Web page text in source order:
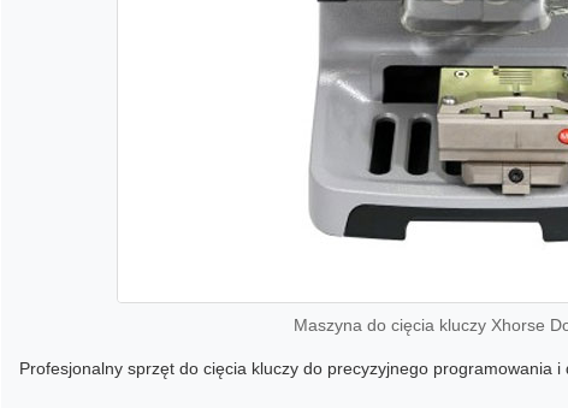
Maszyna do cięcia kluczy Xhorse
Profesjonalny sprzęt do cięcia kluczy do precyzyjnego programowania i